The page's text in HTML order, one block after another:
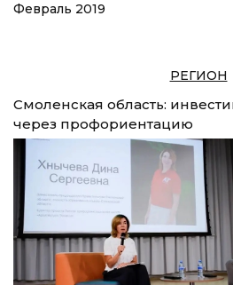
Февраль 2019
РЕГИОН
Смоленская область:
через профориентацию